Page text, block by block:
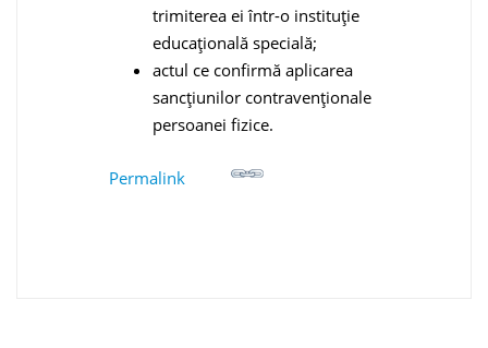
trimiterea ei într-o instituție
educațională specială;
actul ce confirmă aplicarea
sancțiunilor contravenționale
persoanei fizice.
Permalink